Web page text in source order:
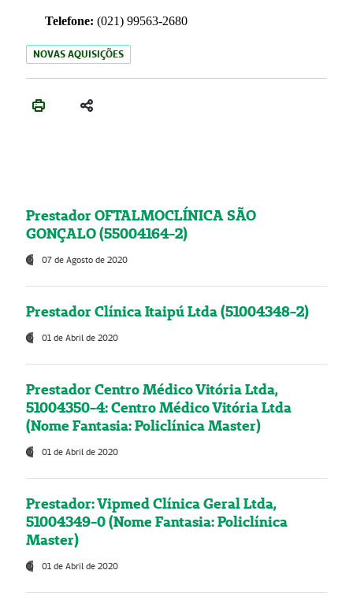
Telefone: (021) 99563-2680
NOVAS AQUISIÇÕES
Prestador OFTALMOCLÍNICA SÃO
GONÇALO (55004164-2)
07 de Agosto de 2020
Prestador Clínica Itaipú Ltda (51004348-2)
01 de Abril de 2020
Prestador Centro Médico Vitória Ltda,
51004350-4: Centro Médico Vitória Ltda
(Nome Fantasia: Policlínica Master)
01 de Abril de 2020
Prestador: Vipmed Clínica Geral Ltda,
51004349-0 (Nome Fantasia: Policlínica
Master)
01 de Abril de 2020